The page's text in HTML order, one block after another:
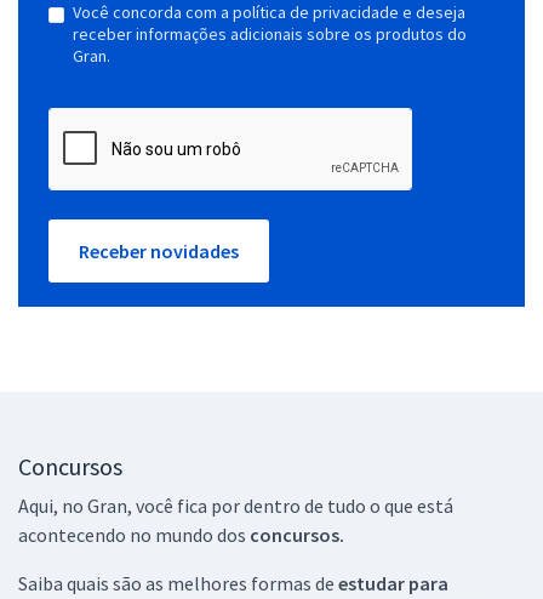
Você concorda com a política de privacidade e deseja
receber informações adicionais sobre os produtos do
Gran.
Receber novidades
Concursos
Aqui, no Gran, você fica por dentro de tudo o que está
acontecendo no mundo dos concursos.
Saiba quais são as melhores formas de estudar para